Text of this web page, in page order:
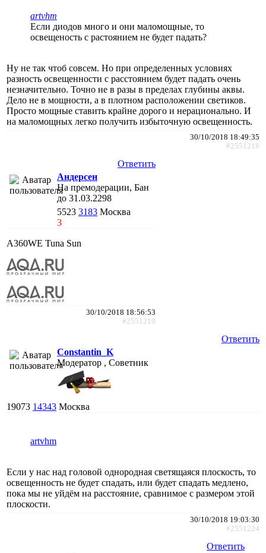
artvhm
Если диодов много и они маломощные, то
освещеность с растоянием не будет падать?
Ну не так чтоб совсем. Но при определенных условиях
разность освещенности с расстоянием будет падать очень
незначительно. Точно не в разы в пределах глубины аквы.
Дело не в мощности, а в плотном расположении светиков.
Просто мощные ставить крайне дорого и нерационально. И
на маломощных легко получить избыточную освещенность.
30/10/2018 18:49:35
#2551218
Ответить
Андерсен
На премодерации, Бан
до 31.03.2298
5523 3183 Москва
3
A360WE Tuna Sun
30/10/2018 18:56:53
#2551219
Ответить
Constantin_K
Модератор , Советник
19073 14343 Москва
artvhm
Если у нас над головой однородная светящаяся плоскость, то
освещенность не будет спадать, или будет спадать медлено,
пока мы не уйдём на расстояние, сравнимое с размером этой
плоскости.
30/10/2018 19:03:30
#2551224
Ответить